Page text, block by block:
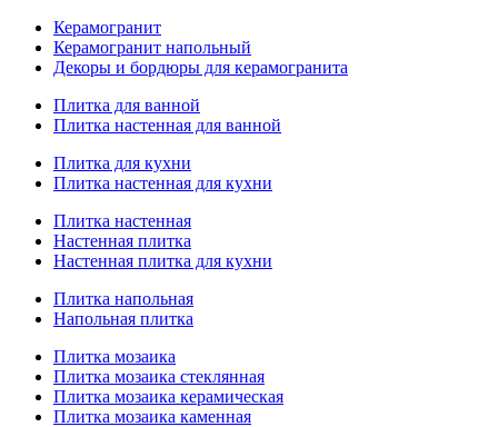
Керамогранит
Керамогранит напольный
Декоры и бордюры для керамогранита
Плитка для ванной
Плитка настенная для ванной
Плитка для кухни
Плитка настенная для кухни
Плитка настенная
Настенная плитка
Настенная плитка для кухни
Плитка напольная
Напольная плитка
Плитка мозаика
Плитка мозаика стеклянная
Плитка мозаика керамическая
Плитка мозаика каменная